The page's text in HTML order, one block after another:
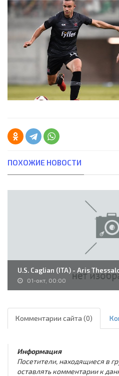
ПОХОЖИЕ НОВОСТИ
U.S. Caglian (ITA) - Aris
01-окт, 00:00
Комментарии сайта (0)
Информация
Посетители, находящиеся в
оставлять комментарии к